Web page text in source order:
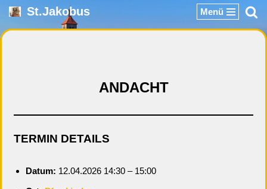
Zum
St.Jakobus Menü
ANDACHT
TERMIN DETAILS
Datum: 12.04.2026 14:30 – 15:00